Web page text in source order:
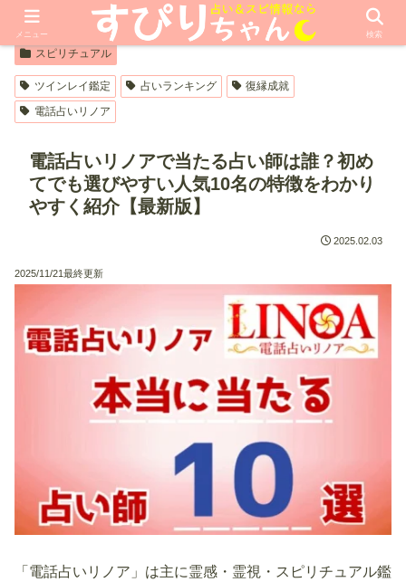
【PR】本ページはプロモーションが含まれています
スピリチュアル
ツインレイ鑑定 占いランキング
復縁成就
電話占いリノア
電話占いリノアで当たる占い師は誰？初め
てでも選びやすい人気10名の特徴をわかり
やすく紹介【最新版】
2025.02.03
2025/11/21最終更新
「電話占いリノア」は主に霊感・霊視・スピリチュアル鑑
メニュー 検索